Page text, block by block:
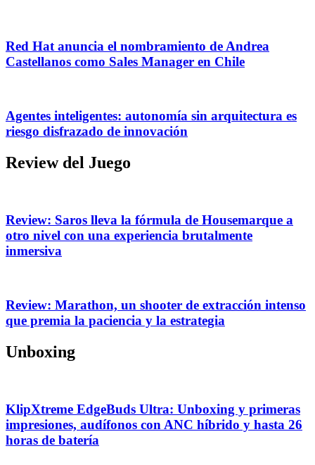
Red Hat anuncia el nombramiento de Andrea
Castellanos como Sales Manager en Chile
Agentes inteligentes: autonomía sin arquitectura es
riesgo disfrazado de innovación
Review del Juego
Review: Saros lleva la fórmula de Housemarque a
otro nivel con una experiencia brutalmente
inmersiva
Review: Marathon, un shooter de extracción intenso
que premia la paciencia y la estrategia
Unboxing
KlipXtreme EdgeBuds Ultra: Unboxing y primeras
impresiones, audífonos con ANC híbrido y hasta 26
horas de batería